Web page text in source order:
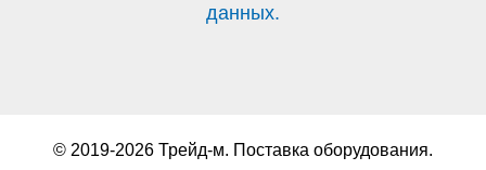
данных.
© 2019-2026 Трейд-м. Поставка оборудования.